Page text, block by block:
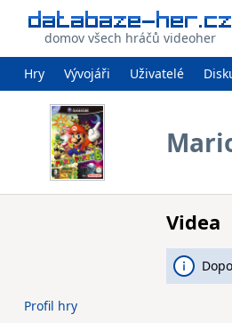
domov všech hráčů videoher
Hry Vývojáři Uživatelé
Videa
Profil hry